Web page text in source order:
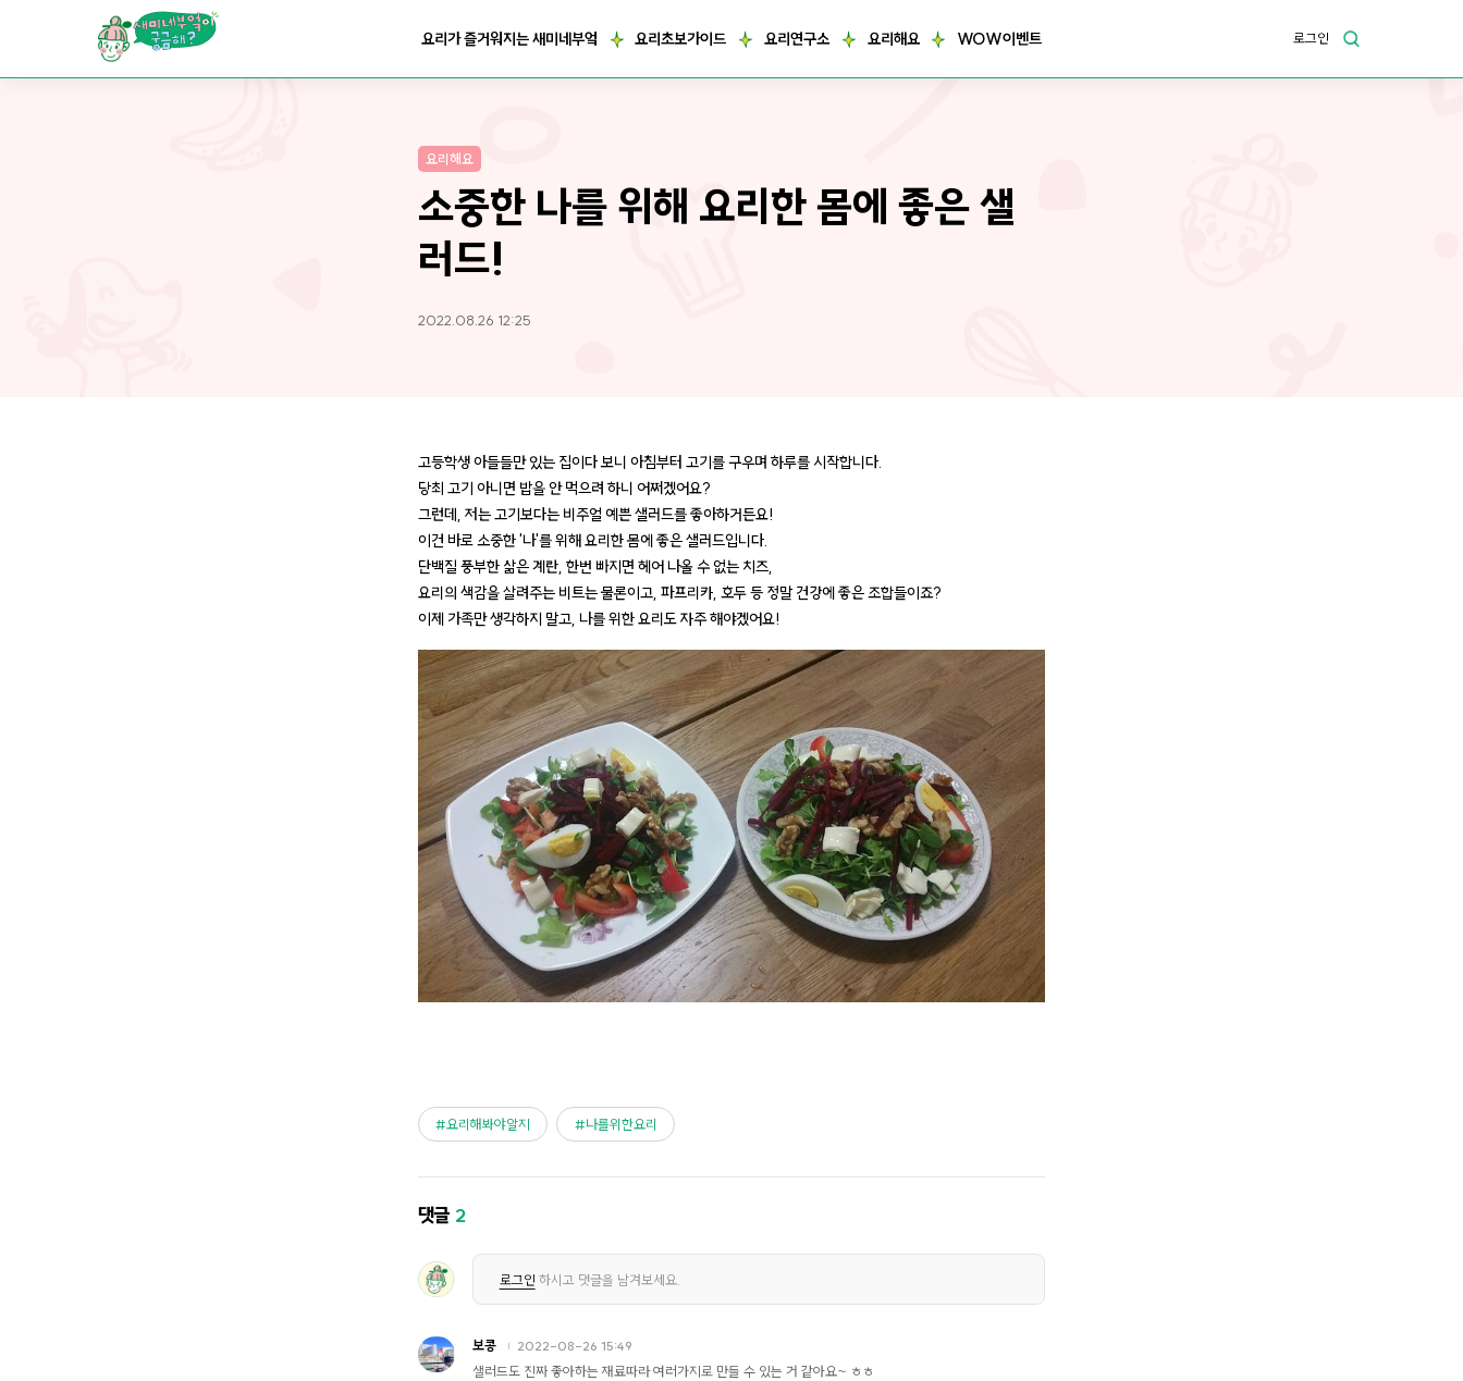
요리가 즐거워지는 새미네부엌 요리초보가이드 요리연구소 요리해요 WOW이벤트 로그인
요리해요
소중한 나를 위해 요리한 몸에 좋은 샐
러드!
2022.08.26 12:25
고등학생 아들들만 있는 집이다 보니 아침부터 고기를 구우며 하루를 시작합니다.
당최 고기 아니면 밥을 안 먹으려 하니 어쩌겠어요?
그런데, 저는 고기보다는 비주얼 예쁜 샐러드를 좋아하거든요!
이건 바로 소중한 '나'를 위해 요리한 몸에 좋은 샐러드입니다.
단백질 풍부한 삶은 계란, 한번 빠지면 헤어 나올 수 없는 치즈,
요리의 색감을 살려주는 비트는 물론이고, 파프리카, 호두 등 정말 건강에 좋은 조합들이죠?
이제 가족만 생각하지 말고, 나를 위한 요리도 자주 해야겠어요!
요리해봐야알지 나를위한요리
댓글 2
로그인 하시고 댓글을 남겨보세요.
보콩 2022-08-26 15:49
샐러드도 진짜 좋아하는 재료따라 여러가지로 만들 수 있는 거 같아요~ ㅎㅎ